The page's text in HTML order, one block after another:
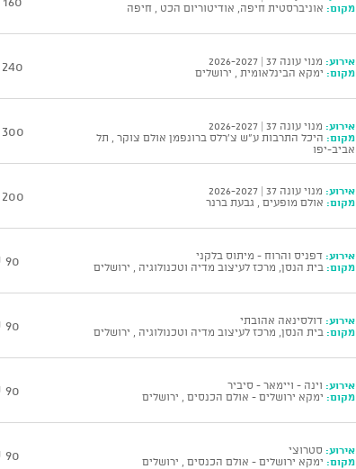
מקום: אוניברסטית חיפה, אודיטוריום הכט , חיפה
אירוע: מנוי עונה 37 | 2026-2027
מקום: ימקא הבינלאומית , ירושלים 240 ₪
אירוע: מנוי עונה 37 | 2026-2027
מקום: היכל התרבות ע"ש צ'רלס ברונפמן אולם צוקר , תל
אביב-יפו
300 ₪
אירוע: מנוי עונה 37 | 2026-2027
מקום: אולם מופעים , גבעת ברנר 200 ₪
אירוע: דפניס והרוח - מיתוס בלקני
מקום: בית הנסן, מרכז לעיצוב מדיה וטכנולוגיה , ירושלים 90 ₪
אירוע: דולסינאה אהובתי
מקום: בית הנסן, מרכז לעיצוב מדיה וטכנולוגיה , ירושלים 90 ₪
אירוע: וינה - ויימאר - סיביר
מקום: ימקא ירושלים - אולם הכנסים , ירושלים 90 ₪
אירוע: סטרוצי
מקום: ימקא ירושלים - אולם הכנסים , ירושלים 90 ₪